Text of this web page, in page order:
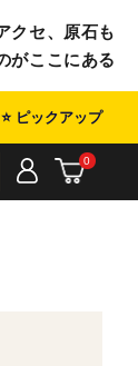
クセ、原石も
がここにある
⭐ ピックアップ
0